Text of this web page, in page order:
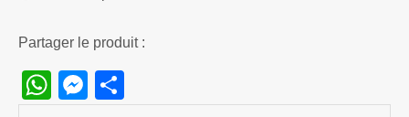
Partager le produit :
WhatsApp
Messenger